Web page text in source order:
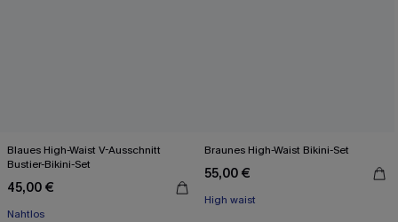
Blaues High-Waist V-Ausschnitt
Bustier-Bikini-Set
45,00 €
Nahtlos
Braunes High-Waist Bikini-Set
55,00 €
High waist